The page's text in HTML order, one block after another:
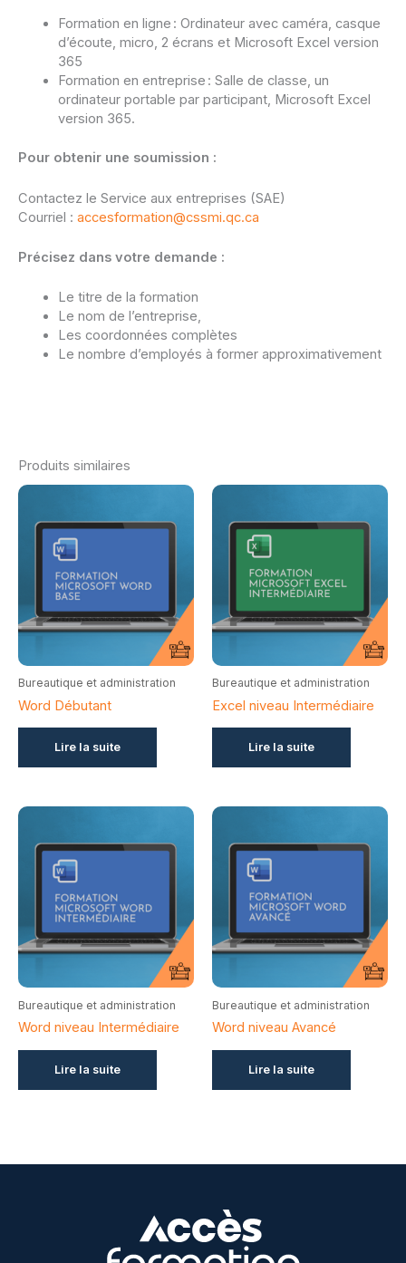
Formation en ligne : Ordinateur avec caméra, casque
d’écoute, micro, 2 écrans et Microsoft Excel version
365
Formation en entreprise : Salle de classe, un
ordinateur portable par participant, Microsoft Excel
version 365.
Pour obtenir une soumission :
Contactez le Service aux entreprises (SAE)
Courriel : accesformation@cssmi.qc.ca
Précisez dans votre demande :
Le titre de la formation
Le nom de l’entreprise,
Les coordonnées complètes
Le nombre d’employés à former approximativement
Produits similaires
Bureautique et administration
Word Débutant
Lire la suite
Bureautique et administration
Excel niveau Intermédiaire
Lire la suite
Bureautique et administration
Word niveau Intermédiaire
Lire la suite
Bureautique et administration
Word niveau Avancé
Lire la suite